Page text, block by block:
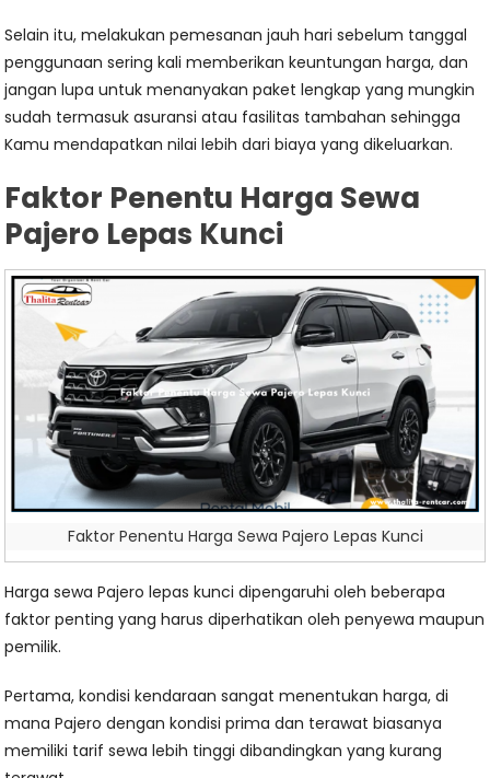
Selain itu, melakukan pemesanan jauh hari sebelum tanggal
penggunaan sering kali memberikan keuntungan harga, dan
jangan lupa untuk menanyakan paket lengkap yang mungkin
sudah termasuk asuransi atau fasilitas tambahan sehingga
Kamu mendapatkan nilai lebih dari biaya yang dikeluarkan.
Faktor Penentu Harga Sewa
Pajero Lepas Kunci
Faktor Penentu Harga Sewa Pajero Lepas Kunci
Harga sewa Pajero lepas kunci dipengaruhi oleh beberapa
faktor penting yang harus diperhatikan oleh penyewa maupun
pemilik.
Pertama, kondisi kendaraan sangat menentukan harga, di
mana Pajero dengan kondisi prima dan terawat biasanya
memiliki tarif sewa lebih tinggi dibandingkan yang kurang